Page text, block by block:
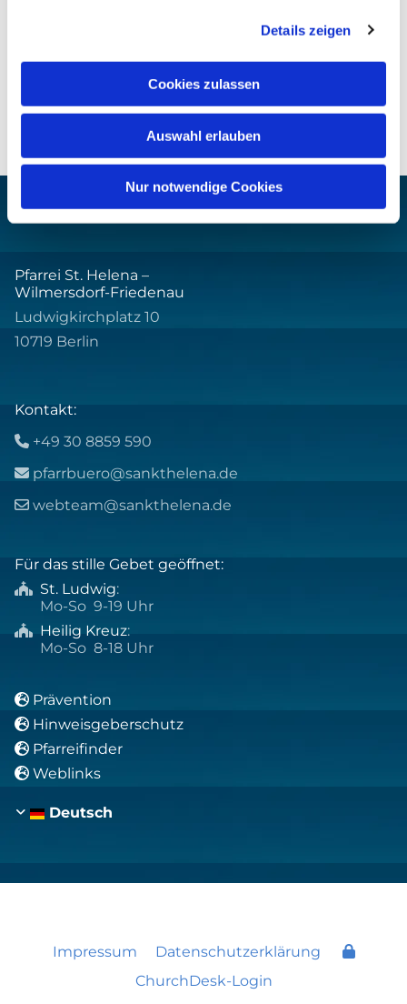
Details zeigen
Cookies zulassen
Auswahl erlauben
Nur notwendige Cookies
Pfarrei St. Helena –
Wilmersdorf-Friedenau
Ludwigkirchplatz 10
10719 Berlin
Kontakt:
 +49 30 8859 590
 pfarrbuero@sankthelena.de
 webteam@sankthelena.de
Für das stille Gebet geöffnet:
 St. Ludwig:
Mo-So 9-19 Uhr
 Heilig Kreuz:
Mo-So 8-18 Uhr
 Prävention
 Hinweisgeberschutz
 Pfarreifinder
 Weblinks
Deutsch
Impressum
Datenschutzerklärung
ChurchDesk-Login